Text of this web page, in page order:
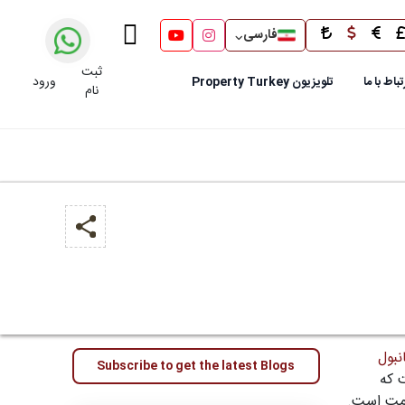
فارسی
با ما تلویزیون Property Turkey
ثبت
نام
ورود
که
Subscribe to get the latest Blogs